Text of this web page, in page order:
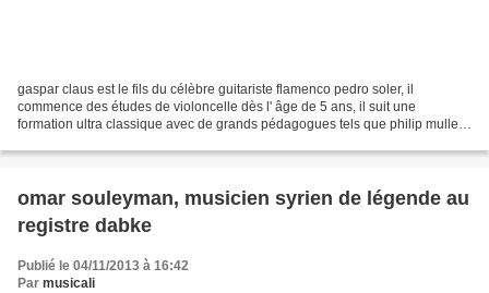
gaspar claus est le fils du célèbre guitariste flamenco pedro soler, il
commence des études de violoncelle dès l' âge de 5 ans, il suit une
formation ultra classique avec de grands pédagogues tels que philip muller
omar souleyman, musicien syrien de légende au
registre dabke
Publié le 04/11/2013 à 16:42
Par musicali